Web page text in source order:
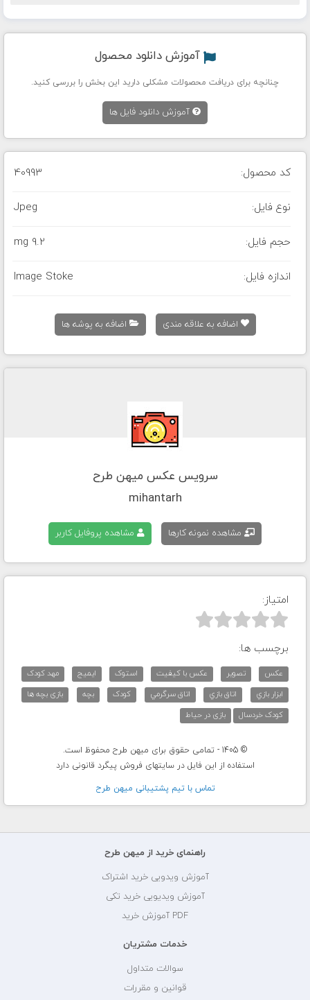
آموزش دانلود محصول
چنانچه برای دریافت محصولات مشکلی دارید این بخش را بررسی کنید.
آموزش دانلود فایل ها
کد محصول: 40993
نوع فایل: Jpeg
حجم فایل: 9.2 mg
اندازه فایل: Image Stoke
اضافه به علاقه مندی اضافه به پوشه ها
سرویس عکس میهن طرح
mihantarh
مشاهده نمونه کارها مشاهده پروفایل کاربر
امتیاز:



برچسب ها:
عکس تصوير عکس با کيفيت استوک ايميج
مهد کودک
ابزار بازي
اتاق بازي اتاق سرگرمي کودک بچه
بازی بچه ها
کودک خردسال
بازی در حیاط
© 1405 - تمامی حقوق برای میهن طرح محفوظ است.
استفاده از این فایل در سایتهای فروش پیگرد قانونی دارد
تماس با تيم پشتيبانی ميهن طرح
راهنمای خرید از میهن طرح
آموزش ویدویی خرید اشتراک
آموزش ویدیویی خرید تکی
PDF آموزش خرید
خدمات مشتریان
سوالات متداول
قوانین و مقررات